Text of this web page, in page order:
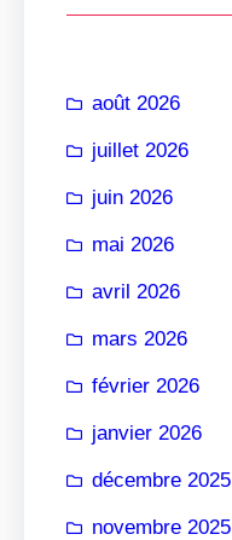
h
e
août 2026
juillet 2026
juin 2026
mai 2026
avril 2026
mars 2026
février 2026
janvier 2026
décembre 2025
novembre 2025